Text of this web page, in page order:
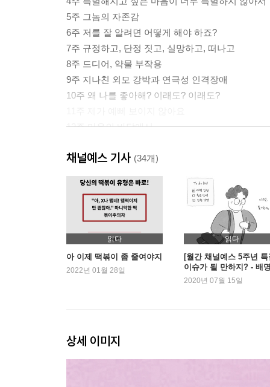
5주 그놈의 자존감
6주 저를 잘 알려면 어떻게 해야 하죠?
7주 규정하고, 단정 짓고, 실망하고, 떠나고
8주 드디어, 약물 부작용
9주 지나친 외모 강박과 연극성 인격장애
10주 왜 나를 좋아해? 이래도? 이래도?
12주 마음의 바닥에서
마치며 괜찮아, 그늘이 없는 사람은 빛을 이해할 수
정신과 전문의의 말 불완전함이 불완전함에게
채널예스 기사 (34개)
읽다
아 이제 떡볶이 좀 줄여야지
2022년 01월 28일
읽다
[월간 채널예스 5주년 특
이슈가 될 만하지? - 배
훈, 장강명 작가 외
2020년 07월 15일
상세 이미지